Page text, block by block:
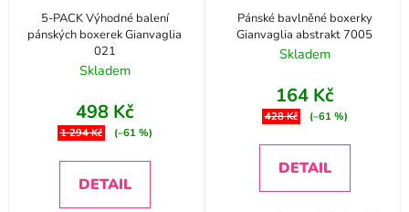
5-PACK Výhodné balení
pánských boxerek Gianvaglia
021
Skladem
498 Kč
1 294 Kč (–61 %)
DETAIL
Pánské bavlněné boxerky
Gianvaglia abstrakt 7005
Skladem
164 Kč
428 Kč (–61 %)
DETAIL